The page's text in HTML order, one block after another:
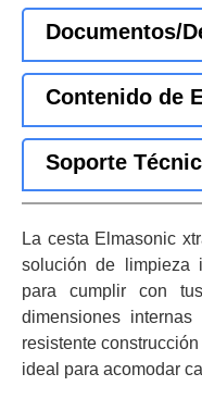
Documentos/
Contenido de
Soporte
La cesta Elmasonic
solución de limpieza
para cumplir con
dimensiones
resistente
ideal para acomodar